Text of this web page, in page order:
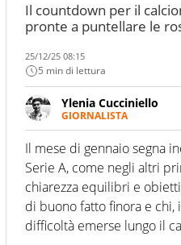
Il countdown per il
pronte a puntellare le
25/12/25 08:15
5 min di lettura
Ylenia Cucciniello
GIORNALISTA
Appassionatissima
sguardo sull'extra
riesce a restituire
Il mese di gennaio segna
Serie A, come negli altri
chiarezza equilibri e
di buono fatto finora e
difficoltà emerse lungo il